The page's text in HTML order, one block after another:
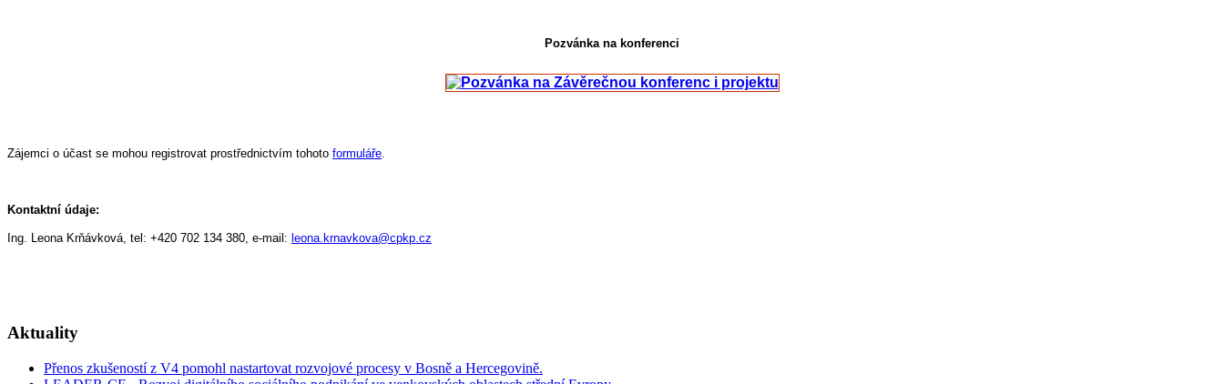
Pozvánka na konferenci
Zájemci o účast se mohou registrovat prostřednictvím tohoto formuláře
Kontaktní údaje:
Ing. Leona Krňávková, tel: +420 702 134 380, e-mail: leona.krnavkova@cpkp.cz
Aktuality
Přenos zkušeností z V4 pomohl nastartovat rozvojové procesy v Bosně a Hercegovině.